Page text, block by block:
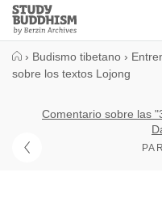
Close
Study
Buddhism
› Budismo tibetano ›
sobre los textos Lojong
Comentario sobre las